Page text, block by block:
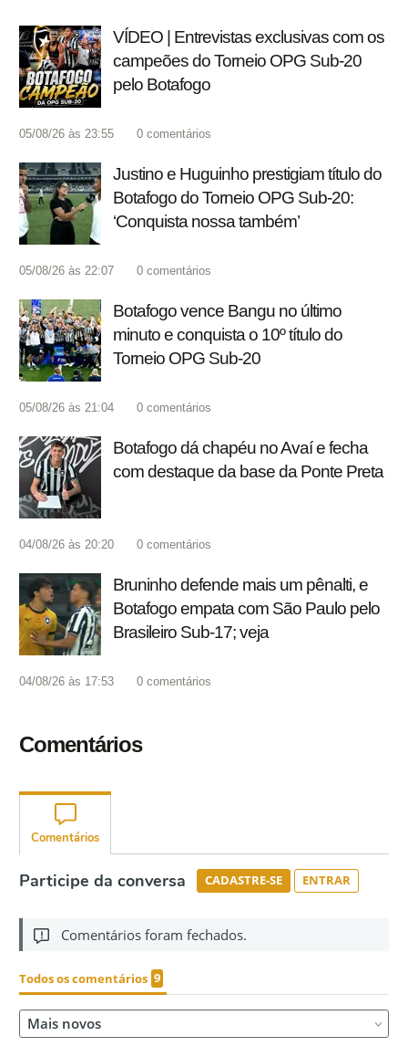
VÍDEO | Entrevistas exclusivas com os
campeões do Torneio OPG Sub-20
pelo Botafogo
05/08/26 às 23:55 0 comentários
Justino e Huguinho prestigiam título do
Botafogo do Torneio OPG Sub-20:
‘Conquista nossa também’
05/08/26 às 22:07 0 comentários
Botafogo vence Bangu no último
minuto e conquista o 10º título do
Torneio OPG Sub-20
05/08/26 às 21:04 0 comentários
Botafogo dá chapéu no Avaí e fecha
com destaque da base da Ponte Preta
04/08/26 às 20:20 0 comentários
Bruninho defende mais um pênalti, e
Botafogo empata com São Paulo pelo
Brasileiro Sub-17; veja
04/08/26 às 17:53 0 comentários
Comentários